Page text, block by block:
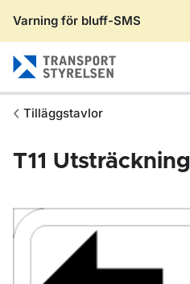
Varning för bluff-SMS
Tilläggstavlor
T11 Utsträckning